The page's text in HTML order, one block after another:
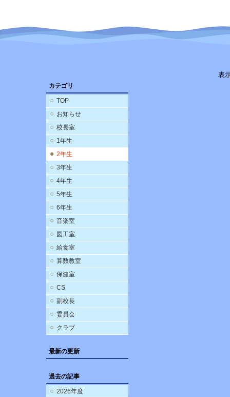
カテゴリ
TOP
お知らせ
校長室
1年生
2年生
3年生
4年生
5年生
6年生
音楽室
図工室
給食室
算数教室
保健室
CS
副校長
委員会
クラブ
最新の更新
過去の記事
2026年度
表